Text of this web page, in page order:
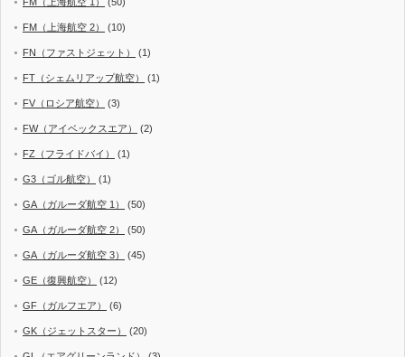
FM（上海航空 2） (10)
FN（ファストジェット） (1)
FT（シェムリアップ航空） (1)
FV（ロシア航空） (3)
FW（アイベックスエア） (2)
FZ（フライドバイ） (1)
G3（ゴル航空） (1)
GA（ガルーダ航空 1） (50)
GA（ガルーダ航空 2） (50)
GA（ガルーダ航空 3） (45)
GE（復興航空） (12)
GF（ガルフエア） (6)
GK（ジェットスター） (20)